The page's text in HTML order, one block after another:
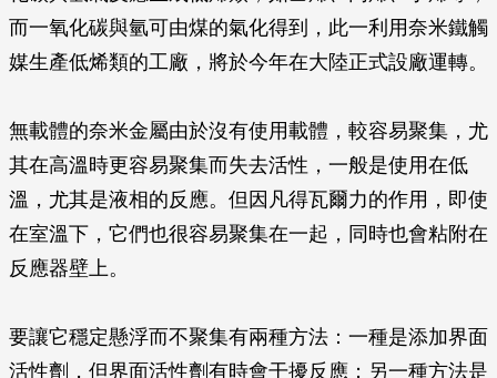
而一氧化碳與氫可由煤的氣化得到，此一利用奈米鐵觸
媒生產低烯類的工廠，將於今年在大陸正式設廠運轉。
無載體的奈米金屬由於沒有使用載體，較容易聚集，尤
其在高溫時更容易聚集而失去活性，一般是使用在低
溫，尤其是液相的反應。但因凡得瓦爾力的作用，即使
在室溫下，它們也很容易聚集在一起，同時也會粘附在
反應器壁上。
要讓它穩定懸浮而不聚集有兩種方法：一種是添加界面
活性劑，但界面活性劑有時會干擾反應；另一種方法是